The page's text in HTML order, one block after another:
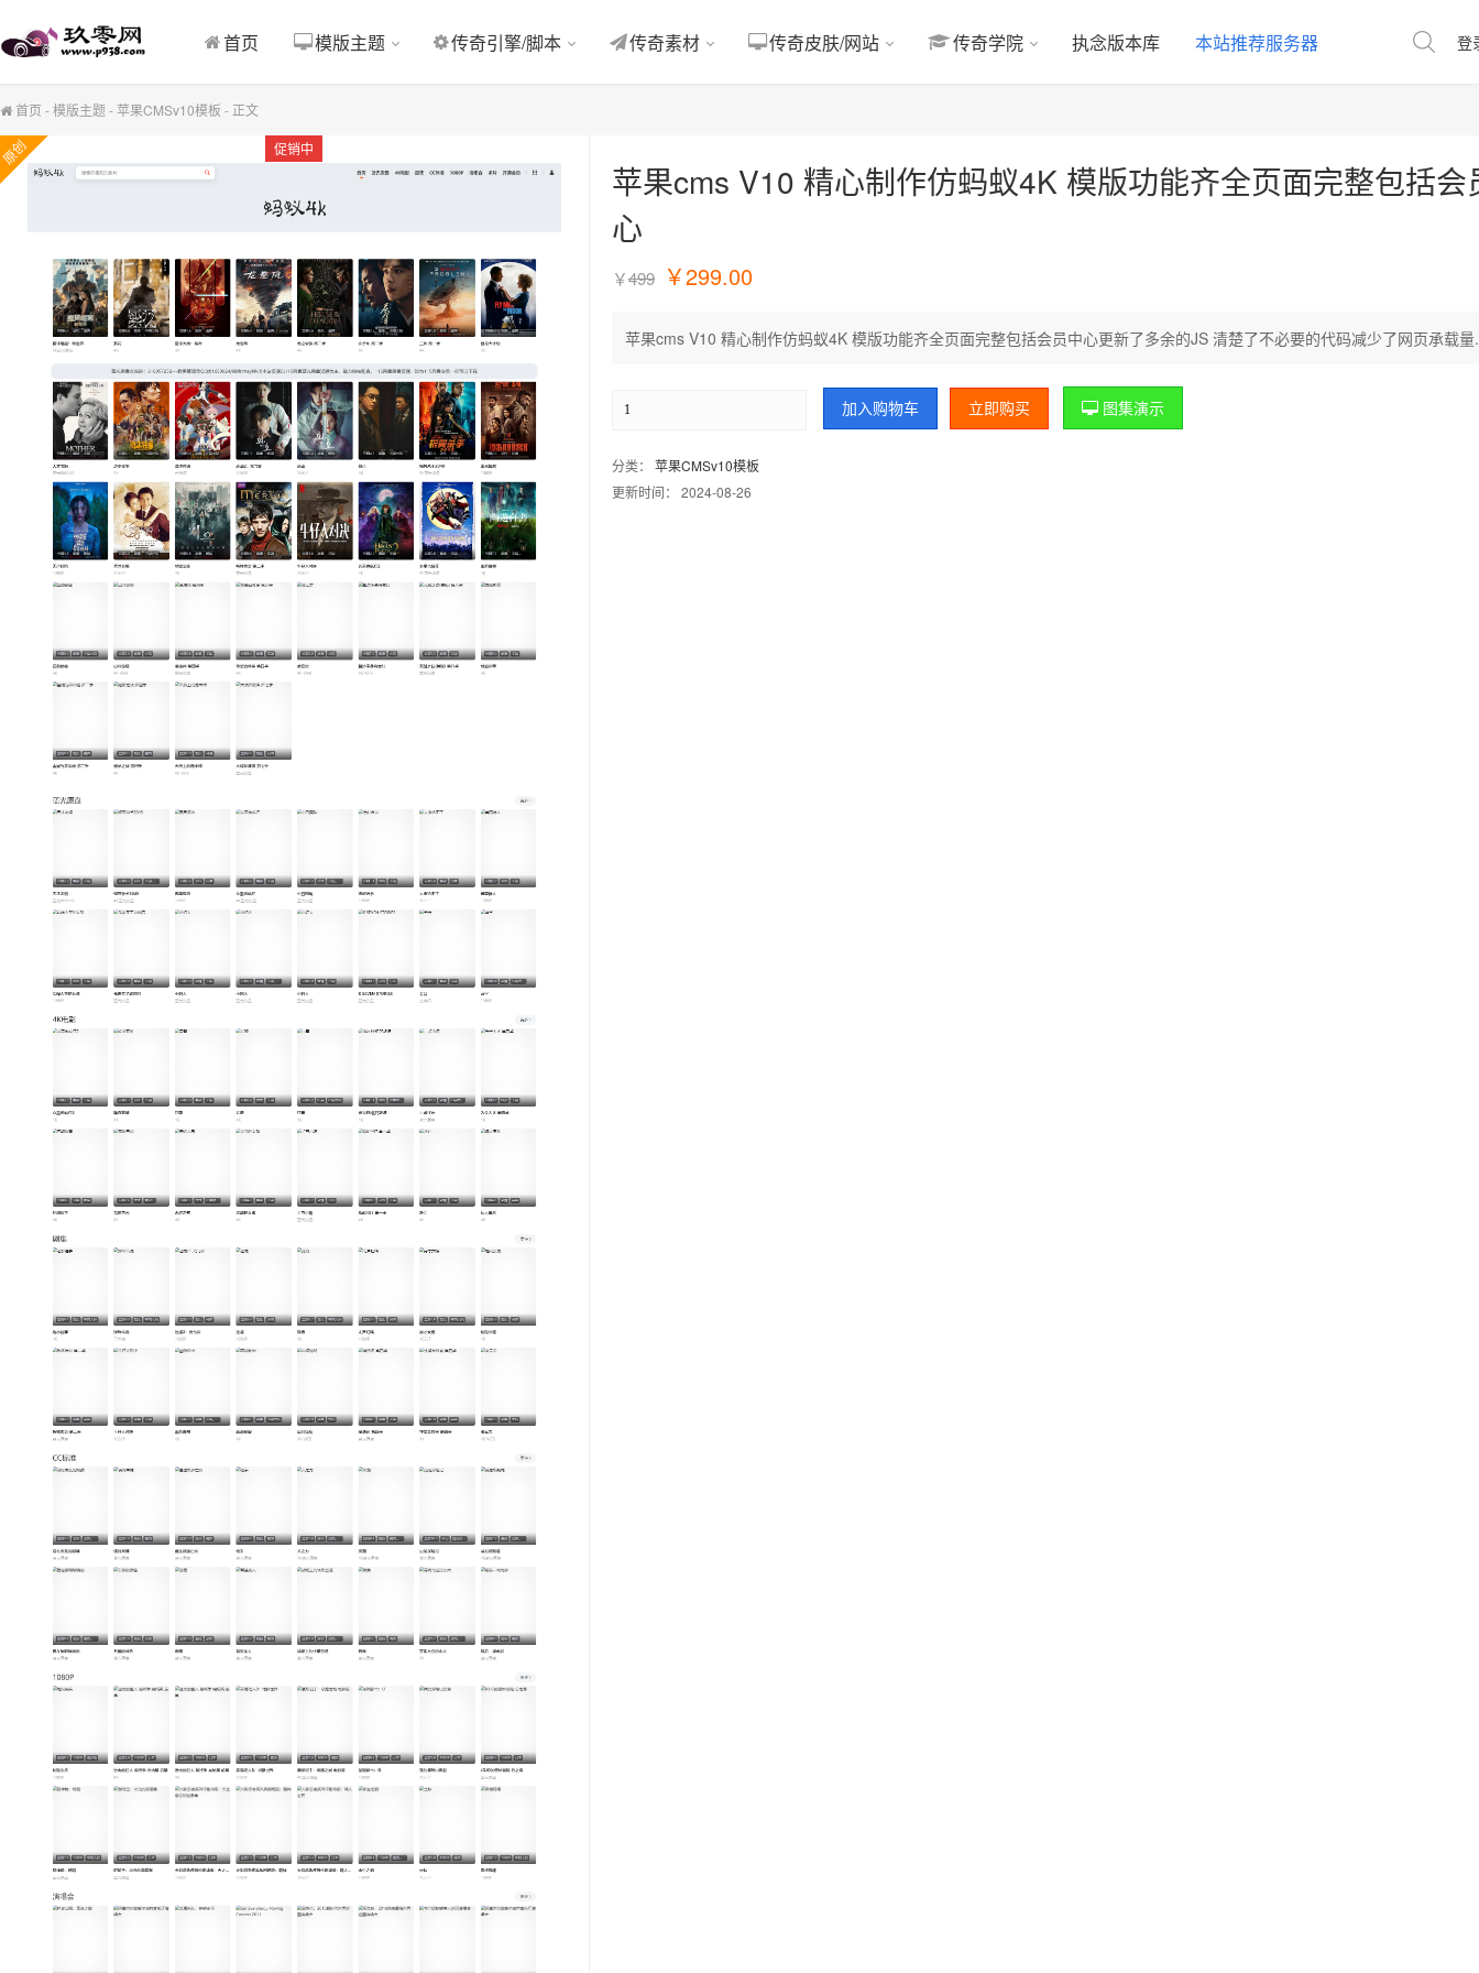
首页 模版主题 传奇引擎/脚本 传奇素材 传奇皮肤/网站 传奇学院 执念版本库 本站推荐服务器 登
首页 -模版主题-苹果CMSv10模板 - 正文
创 促销中
苹果cms V10 精心制作仿蚂蚁4K 模版功能齐全页面完整包括会
心
￥499 ￥299.00
苹果cms V10 精心制作仿蚂蚁4K 模版功能齐全页面完整包括会员中心更新了多余的JS 清楚了不必要的代码减少了网页承载量
加入购物车 立即购买 图集演示
分类： 苹果CMSv10模板
更新时间： 2024-08-26